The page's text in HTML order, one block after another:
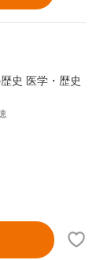
史 医学・歴史